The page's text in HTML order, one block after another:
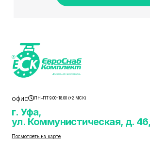
офис ПН–ПТ 9.00–18.00 (+2 МСК)
г. Уфа,
ул. Коммунистическая, д.
Посмотреть на карте